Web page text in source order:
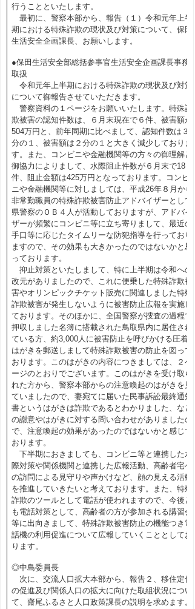
行うことといたします。
最初に、警察本部から、報告（１）令和元年上半
期における特殊詐欺の現状及び対策について、保田
生活安全企画課長、お願いします。
●保田生活安全部総括参事官生活安全企画課長事務
取扱
令和元年上半期における特殊詐欺の現状及び対策
について御報告させていただきます。
警察資料の１ページをお願いいたします。特殊詐
欺被害の認知件数は、６月末現在で６件、被害額が
504万円と、前年同期に比べまして、認知件数は３
分の１、被害額は２分の１と大きく減少しておりま
す。また、コンビニや金融機関等の方々の御理解と
御協力によりまして、水際阻止件数が６月末で18
件、阻止金額は425万円となっております。コンビ
ニや金融機関等に対しましては、平成26年８月から
非常勤職員の特殊詐欺被害防止アドバイザーとして
県警察のＯＢ４人が活動しておりますが、アドバイ
ザーが頻繁にコンビニ等に立ち寄りまして、最近の
手口等に応じたタイムリーな防犯指導を行っており
ますので、その効果も大きかったのではないかと思
っております。
抑止対策といたしまして、特に上半期は令和への
改元がありましたので、これに便乗した特殊詐欺被
害やオリンピックチケット販売に関連しました特殊
詐欺被害が発生しないように被害防止広報を実施し
ております。そのほかに、全国警察が捜査の過程で
押収しました名簿に搭載された鳥取県内に居住され
ている方、約3,000人に被害防止を呼びかける圧着
はがきを郵送しまして特殊詐欺被害の防止を図って
おります。このはがきの内容につきましては、２ペ
ージのとおりでございます。このはがきを受け取ら
れた方から、警察本部からの注意喚起のはがきを見
ていましたので、妻宛てに届いた民事訴訟最終通知
書というはがきは詐欺であるとわかりました、など
の謝意やはがきに対する問い合わせがありましたの
で、注意喚起の効果があったのではないかと感じて
おります。
下半期におきましても、コンビニ等と連携した水
際対策や関係機関と連携した広報活動、高齢者宅へ
の訪問による見守りや声かけなど、顔の見える活動
を推進していきたいと考えております。また、特殊
詐欺のツールとして電話が使われますので、今後と
も電話対策として、高齢者の方が参加される講習会
等に出向きまして、特殊詐欺被害防止の機能つき電
話機の利用促進について広報していくこととしてお
ります。
◎中島委員長
次に、交流人口拡大本部から、報告２、移住定住
の促進及び関係人口の拡大に向けた取組状況につい
て、齋尾ふるさと人口政策課長の説明を求めます。